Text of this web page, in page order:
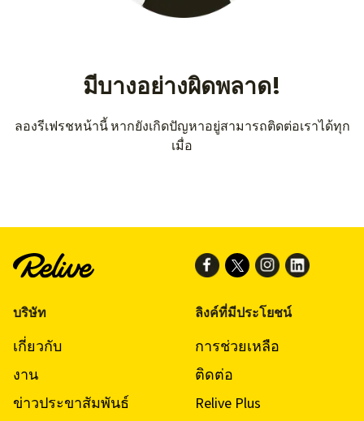
มีบางอย่างผิดพลาด!
ลองรีเฟรชหน้านี้ หากยังเกิดปัญหาอยู่สามารถติดต่อเราได้ทุก
เมื่อ
บริษัท
เกี่ยวกับ
งาน
ข่าวประขาสัมพันธ์
ลิงค์ที่มีประโยชน์
การช่วยเหลือ
ติดต่อ
Relive Plus